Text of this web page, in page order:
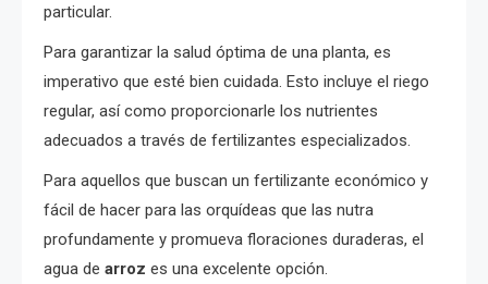
particular.
Para garantizar la salud óptima de una planta, es
imperativo que esté bien cuidada. Esto incluye el riego
regular, así como proporcionarle los nutrientes
adecuados a través de fertilizantes especializados.
Para aquellos que buscan un fertilizante económico y
fácil de hacer para las orquídeas que las nutra
profundamente y promueva floraciones duraderas, el
agua de arroz es una excelente opción.